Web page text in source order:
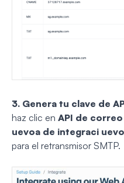
3. Genera tu clave de
haz clic en API de
uevoa de integraci
para el retransmisor SMTP.